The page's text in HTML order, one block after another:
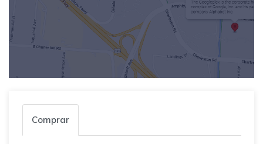
Comprar